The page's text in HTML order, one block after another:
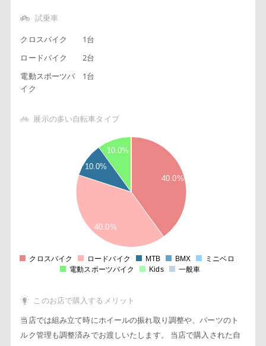
試乗車
クロスバイク
1台
ロードバイク
2台
電動スポーツバ
イク
1台
展示の多い自転車タイプ
40.0%
40.0%
10.0%
10.0%
クロスバイク ロードバイク MTB BMX
ミニベロ
電動スポーツバイク
Kids 一般車
このお店で購入するメリット
当店では組み立て時にホイールの振れ取り調整や、パーツのト
ルク管理も調整済みでお渡しいたします。 当店で購入された自